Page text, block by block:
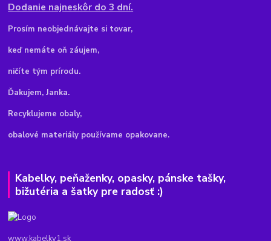
Dodanie najneskôr do 3 dní.
Prosím neobjednávajte si tovar,
keď nemáte oň záujem,
ničíte tým prírodu.
Ďakujem, Janka.
Recyklujeme obaly,
obalové materiály používame opakovane.
Kabelky, peňaženky, opasky, pánske tašky,
bižutéria a šatky pre radosť :)
www.kabelky1.sk